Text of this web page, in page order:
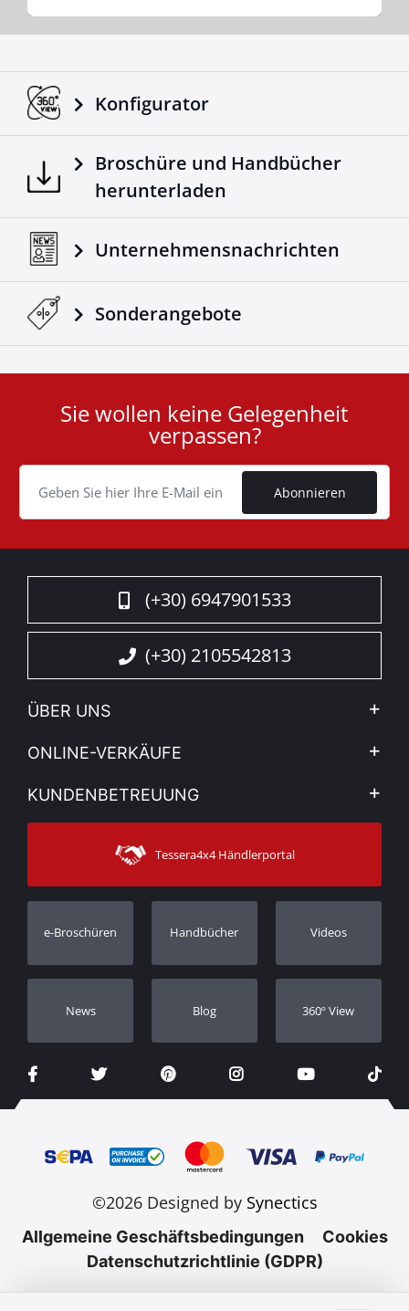
Konfigurator
Broschüre und Handbücher
herunterladen
Unternehmensnachrichten
Sonderangebote
Cookie
Sie wollen keine Gelegenheit
verpassen?
Abonnieren
(+30) 6947901533
(+30) 2105542813
ÜBER UNS
Firma
Sehen Sie unsere Nachrichten
Sitemap
ONLINE-VERKÄUFE
Mein Konto
Versandarten
KUNDENBETREUUNG
Kontakt
Kundendienst
Bestellung verfolgen
Händler
Tessera4x4 Händlerportal
e-Broschüren Handbücher Videos
Νews Blog 360º View
©2026 Designed by Synectics
Allgemeine Geschäftsbedingungen
Cookies
Datenschutzrichtlinie (GDPR)